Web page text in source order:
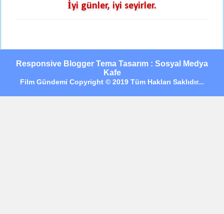
İyi günler, iyi seyirler.
Responsive Blogger Tema Tasarım : Sosyal Medya
Kafe
Film Gündemi Copyright © 2019 Tüm Hakları Saklıdır...